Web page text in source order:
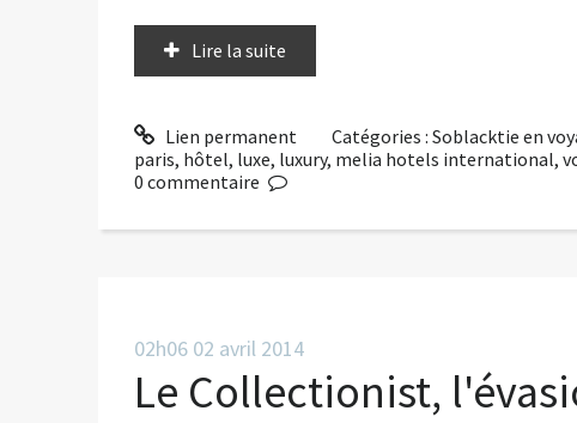
Lire la suite
Lien permanent Catégories :Soblacktie en
paris, hôtel, luxe, luxury, melia hotels international,
0 commentaire
02h06 02 avril 2014
Le Collectionist,